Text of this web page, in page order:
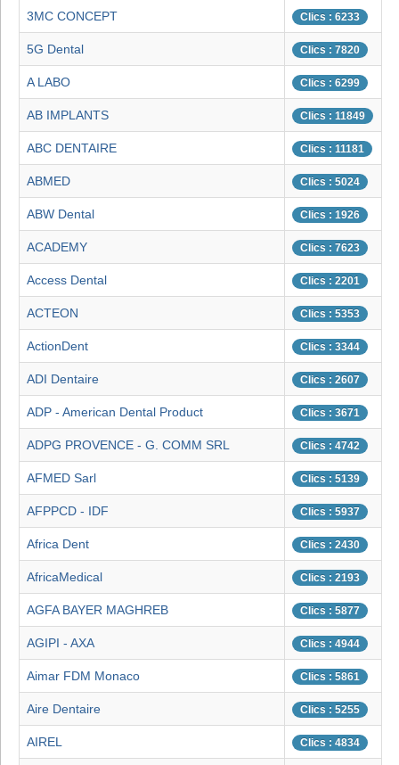
3MC CONCEPT Clics : 6233
5G Dental Clics : 7820
A LABO Clics : 6299
AB IMPLANTS Clics : 11849
ABC DENTAIRE Clics : 11181
ABMED Clics : 5024
ABW Dental Clics : 1926
ACADEMY Clics : 7623
Access Dental Clics : 2201
ACTEON Clics : 5353
ActionDent Clics : 3344
ADI Dentaire Clics : 2607
ADP - American Dental Product Clics : 3671
ADPG PROVENCE - G. COMM SRL Clics : 4742
AFMED Sarl Clics : 5139
AFPPCD - IDF Clics : 5937
Africa Dent Clics : 2430
AfricaMedical Clics : 2193
AGFA BAYER MAGHREB Clics : 5877
AGIPI - AXA Clics : 4944
Aimar FDM Monaco Clics : 5861
Aire Dentaire Clics : 5255
AIREL Clics : 4834